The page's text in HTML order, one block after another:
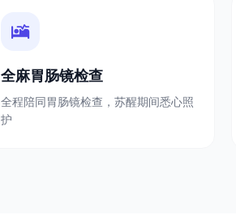
全麻胃肠镜检查
全程陪同胃肠镜检查，苏醒期间悉心照
护